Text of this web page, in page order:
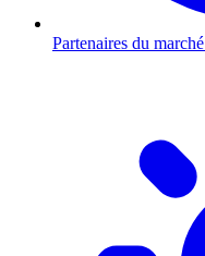
Partenaires du marché